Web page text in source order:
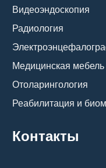
Видеоэндоскопия
Радиология
Медицинская мебель
Отоларингология
Реабилитация и
Контакты